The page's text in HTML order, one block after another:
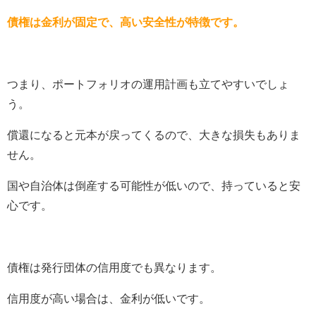
債権は金利が固定で、高い安全性が特徴です。
つまり、ポートフォリオの運用計画も立てやすいでしょ
う。
償還になると元本が戻ってくるので、大きな損失もありま
せん。
国や自治体は倒産する可能性が低いので、持っていると安
心です。
債権は発行団体の信用度でも異なります。
信用度が高い場合は、金利が低いです。